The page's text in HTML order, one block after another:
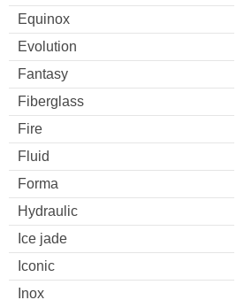
Equinox
Evolution
Fantasy
Fiberglass
Fire
Fluid
Forma
Hydraulic
Ice jade
Iconic
Inox